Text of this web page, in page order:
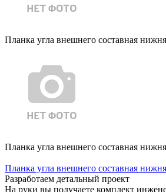
Планка угла внешнего составная
Планка угла внешнего составная
Планка угла внешнего составная
Разработаем детальный проект
На руки вы получаете комплект